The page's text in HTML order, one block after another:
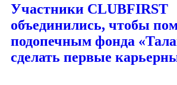
Участники CLUBFIRST
объединились, чтобы
подопечным фонда
сделать первые